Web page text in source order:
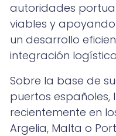
autoridades
viables y
un desarrollo
integración
Sobre la base de
puertos
recientemente en
Argelia, Malta o